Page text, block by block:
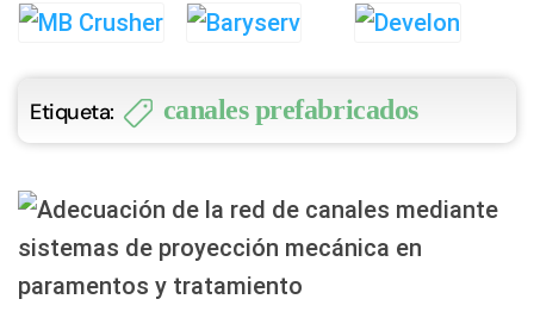
Etiqueta: canales prefabricados